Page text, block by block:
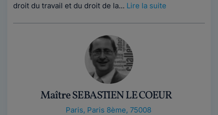
droit du travail et du droit de la... Lire la suite
Maître SEBASTIEN LE COEUR
Paris, Paris 8ème, 75008